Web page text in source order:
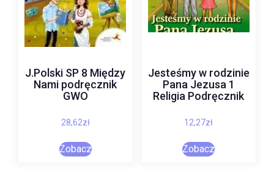
J.Polski SP 8 Między
Nami podręcznik
GWO
28,62zł
Zobacz
Jesteśmy w rodzinie
Pana Jezusa 1
Religia Podręcznik
12,27zł
Zobacz